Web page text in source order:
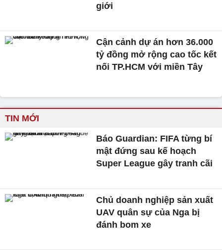
giới
Cận cảnh dự án hơn 36.000
tỷ đồng mở rộng cao tốc kết
nối TP.HCM với miền Tây
TIN MỚI
Báo Guardian: FIFA từng bí
mật đứng sau kế hoạch
Super League gây tranh cãi
Chủ doanh nghiệp sản xuất
UAV quân sự của Nga bị
đánh bom xe